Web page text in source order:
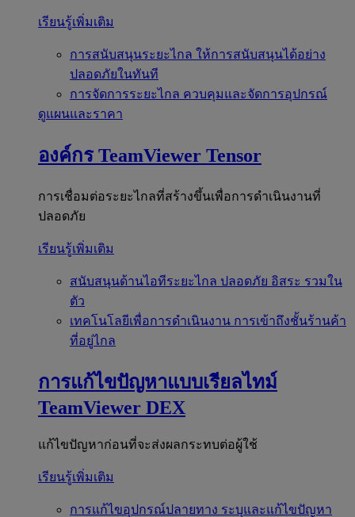
เรียนรู้เพิ่มเติม
การสนับสนุนระยะไกล ให้การสนับสนุนได้อย่าง
ปลอดภัยในทันที
การจัดการระยะไกล ควบคุมและจัดการอุปกรณ์
ดูแผนและราคา
องค์กร TeamViewer Tensor
การเชื่อมต่อระยะไกลที่สร้างขึ้นเพื่อการดำเนินงานที่
ปลอดภัย
เรียนรู้เพิ่มเติม
สนับสนุนด้านไอทีระยะไกล ปลอดภัย อิสระ รวมใน
ตัว
เทคโนโลยีเพื่อการดำเนินงาน การเข้าถึงชั้นร้านค้า
ที่อยู่ไกล
การแก้ไขปัญหาแบบเรียลไทม์
TeamViewer DEX
แก้ไขปัญหาก่อนที่จะส่งผลกระทบต่อผู้ใช้
เรียนรู้เพิ่มเติม
การแก้ไขอุปกรณ์ปลายทาง ระบุและแก้ไขปัญหา